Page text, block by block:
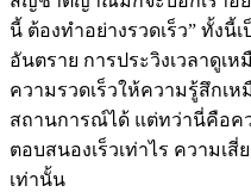
นี้ ต้องทำอย่างรวดเร็ว” ทั้งนี้
อันตราย การประวิงเวลาดูเ
ความรวดเร็วให้ความรู้สึกเ
สถานการณ์ได้ แต่ทว่านี่คือค
ตอบสนองเร็วเท่าไร ความเ
เท่านั้น